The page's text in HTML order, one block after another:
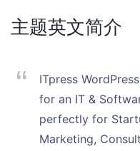
主题英文简介
ITpress
for an IT &
perfectly for
Marketing,